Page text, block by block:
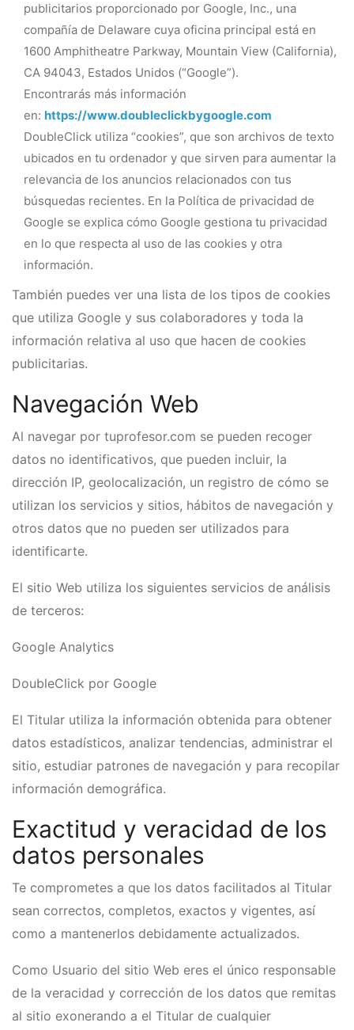
publicitarios proporcionado por Google, Inc., una
compañía de Delaware cuya oficina principal está en
1600 Amphitheatre Parkway, Mountain View (California),
CA 94043, Estados Unidos (“Google”).
Encontrarás más información
en: https://www.doubleclickbygoogle.com
DoubleClick utiliza “cookies”, que son archivos de texto
ubicados en tu ordenador y que sirven para aumentar la
relevancia de los anuncios relacionados con tus
búsquedas recientes. En la Política de privacidad de
Google se explica cómo Google gestiona tu privacidad
en lo que respecta al uso de las cookies y otra
información.
También puedes ver una lista de los tipos de cookies
que utiliza Google y sus colaboradores y toda la
información relativa al uso que hacen de cookies
publicitarias.
Navegación Web
Al navegar por tuprofesor.com se pueden recoger
datos no identificativos, que pueden incluir, la
dirección IP, geolocalización, un registro de cómo se
utilizan los servicios y sitios, hábitos de navegación y
otros datos que no pueden ser utilizados para
identificarte.
El sitio Web utiliza los siguientes servicios de análisis
de terceros:
Google Analytics
DoubleClick por Google
El Titular utiliza la información obtenida para obtener
datos estadísticos, analizar tendencias, administrar el
sitio, estudiar patrones de navegación y para recopilar
información demográfica.
Exactitud y veracidad de los
datos personales
Te comprometes a que los datos facilitados al Titular
sean correctos, completos, exactos y vigentes, así
como a mantenerlos debidamente actualizados.
Como Usuario del sitio Web eres el único responsable
de la veracidad y corrección de los datos que remitas
al sitio exonerando a el Titular de cualquier